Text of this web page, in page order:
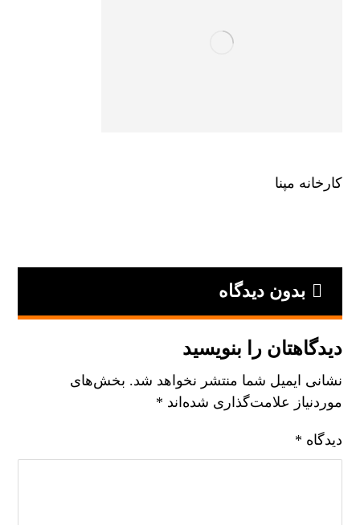
کارخانه مپنا
بدون دیدگاه
دیدگاهتان را بنویسید
نشانی ایمیل شما منتشر نخواهد شد. بخش‌های
موردنیاز علامت‌گذاری شده‌اند *
دیدگاه *